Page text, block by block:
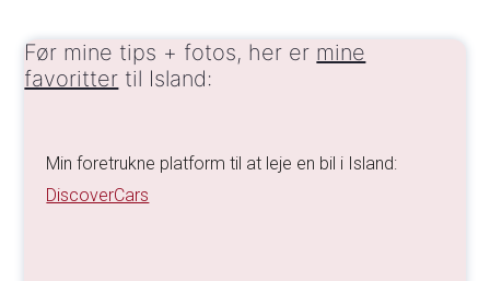
Før mine tips + fotos, her er mine
favoritter til Island:
Min foretrukne platform til at leje en bil i Island:
DiscoverCars